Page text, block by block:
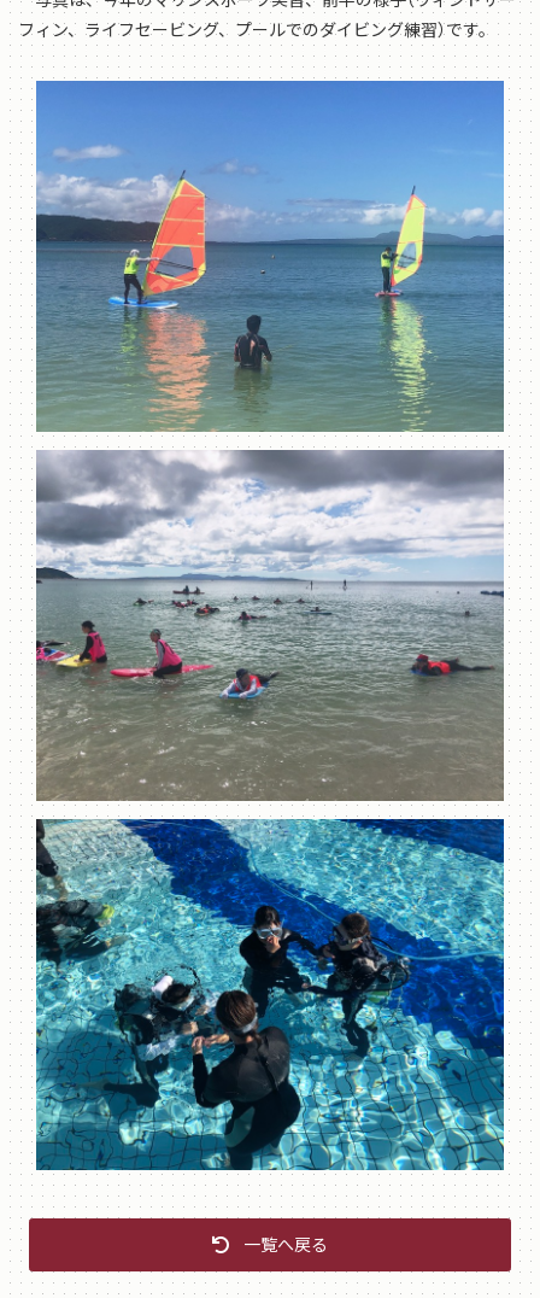
フィン、ライフセービング、プールでのダイビング練習）です。
一覧へ戻る